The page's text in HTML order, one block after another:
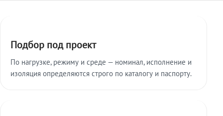
Подбор под проект
По нагрузке, режиму и среде — номинал, исполнение и
изоляция определяются строго по каталогу и паспорту.